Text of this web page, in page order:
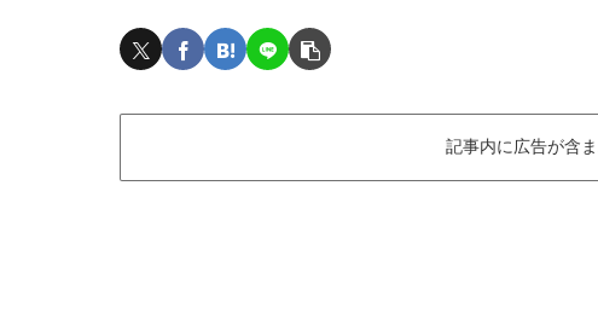
記事内に広告が含ま